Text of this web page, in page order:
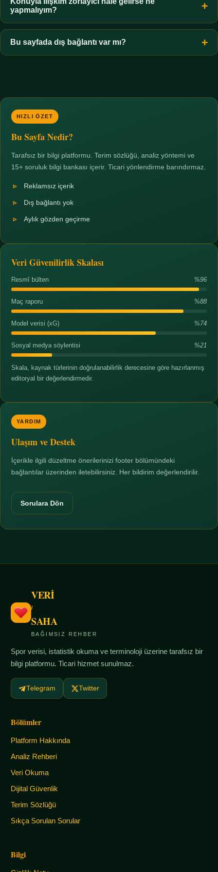
zorunluluktur.
yapmalıyım?
Zaman sınırı koyun, harcadığınız süreyi ölçün ve gerekirse
profesyonel destek alın. Türkiye'de ücretsiz danışma hatları
mevcuttur; yardım istemek güçlü bir adımdır.
Bu sayfada dış bağlantı var mı?
HIZLI ÖZET
Bu Sayfa Nedir?
Tarafsız bir bilgi platformu. Terim sözlüğü, analiz yöntemi ve
15+ soruluk bilgi bankası içerir. Ticari yönlendirme barındırmaz.
Reklamsız içerik
Dış bağlantı yok
Aylık gözden geçirme
Veri Güvenilirlik Skalası
Resmî bülten %96
Maç raporu %88
Model verisi (xG) %74
Sosyal medya söylentisi %21
Skala, kaynak türlerinin doğrulanabilirlik derecesine göre hazırlanmış
editoryal bir değerlendirmedir.
YARDIM
Ulaşım ve Destek
İçerikle ilgili düzeltme önerilerinizi footer bölümündeki
bağlantılar üzerinden iletebilirsiniz. Her bildirim değerlendirilir.
Sorulara Dön
VERİ
/
SAHA
BAĞIMSIZ REHBER
Spor verisi, istatistik okuma ve terminoloji üzerine tarafsız bir
bilgi platformu. Ticari hizmet sunulmaz.
Telegram Twitter
Bölümler
Platform Hakkında
Analiz Rehberi
Veri Okuma
Dijital Güvenlik
Terim Sözlüğü
Sıkça Sorulan Sorular
Bilgi